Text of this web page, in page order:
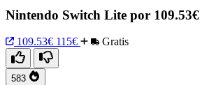
Nintendo Switch Lite por 109.53€
109.53€ 115€ Gratis
583